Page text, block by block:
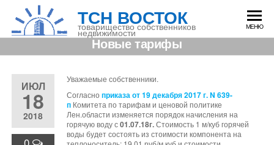
содержимому
ТСН ВОСТОК
товарищество собственников
недвижимости МЕНЮ
Новые тарифы
ИЮЛ
18
2018
Уважаемые собственники.
Согласноприказа от 19 декабря 2017 г. N 639-
п Комитета по тарифам и ценовой политике
Лен.области изменяется порядок начисления на
горячую воду с01.07.18г.Стоимость 1 м/куб горячей
воды будет состоять из стоимости компонента на